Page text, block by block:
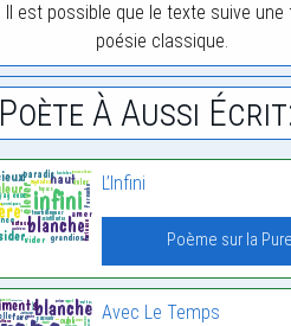
Il est possible que le texte suive une
poésie classique.
À Aussi
L’Infini
Poème sur la
Avec Le Temps